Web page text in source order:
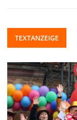
TEXTANZEIGE